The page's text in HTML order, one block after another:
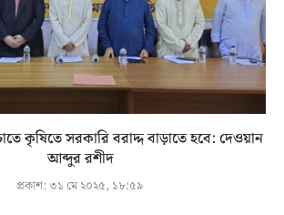
কৃষিতে সরকারি বরাদ্দ বাড়াতে হবে: দেওয়ান
আব্দুর রশীদ
প্রকাশ:৩১ মে ২০২৫, ১৮:৫৯